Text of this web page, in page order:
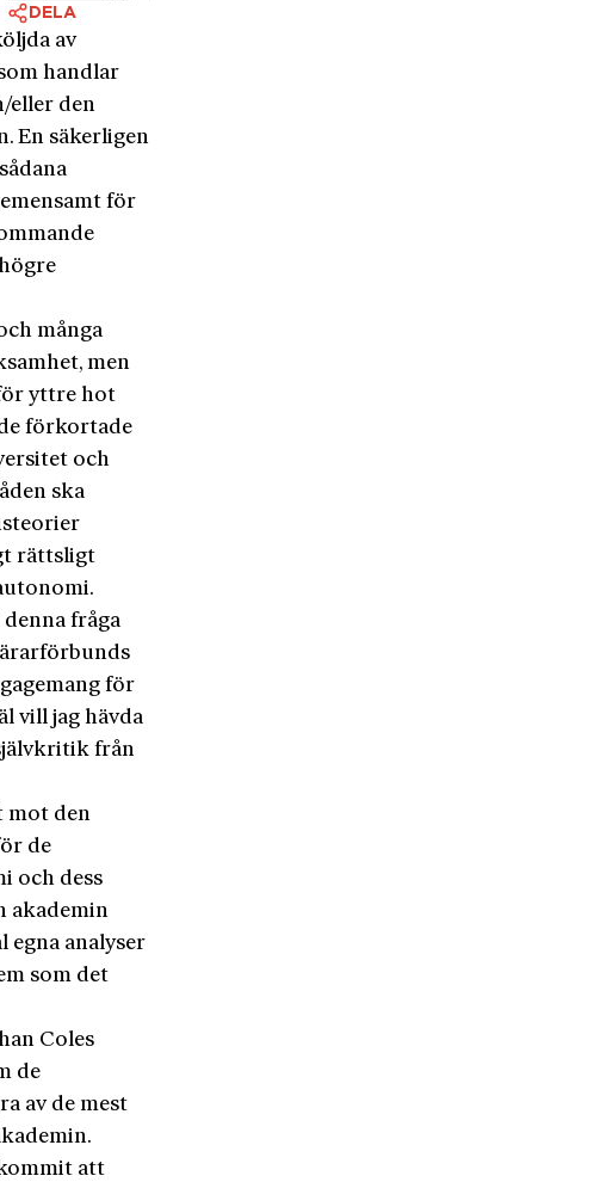
DELA
av
handlar
eller den
En säkerligen
för
många
men
yttre hot
förkortade
och
ska
rättsligt
fråga
för
vill jag hävda
från
mot den
de
och dess
akademin
egna analyser
som det
Coles
de
av de mest
att